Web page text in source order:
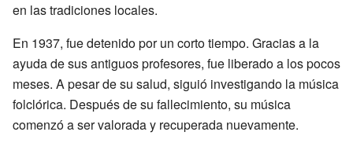
en las tradiciones locales.
En 1937, fue detenido por un corto tiempo. Gracias a la
ayuda de sus antiguos profesores, fue liberado a los pocos
meses. A pesar de su salud, siguió investigando la música
folclórica. Después de su fallecimiento, su música
comenzó a ser valorada y recuperada nuevamente.